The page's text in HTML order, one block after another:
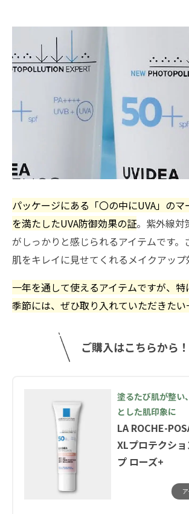
パッケージにある「〇の中にUVA」の
を満たしたUVA防御効果の証。紫外線対
がしっかりと感じられるアイテムです。
肌をキレイに見せてくれるメイクアップ
一年を通して使えるアイテムですが、
季節には、ぜひ取り入れていただきたい
ご購入はこちらから！
LA ROCHE-
XLプロテクシ
プ ローズ+
塗るたび肌が整い
とした肌印象に